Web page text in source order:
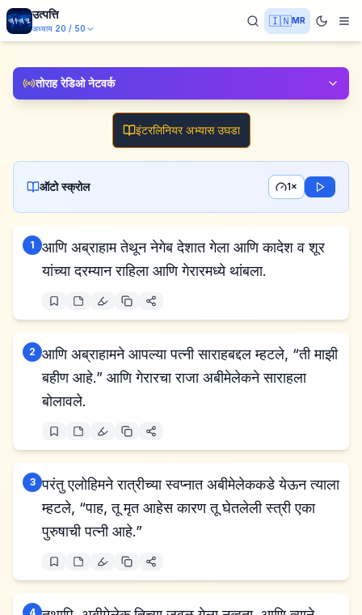
उत्पत्ति
अध्याय 20 / 50
🇮🇳MR
तोराह रेडिओ नेटवर्क
इंटरलिनियर अभ्यास उघडा
ऑटो स्क्रोल 1×
1
आणि अब्राहाम तेथून नेगेब देशात गेला आणि कादेश व शूर
यांच्या दरम्यान राहिला आणि गेरारमध्ये थांबला.
2 आणि अब्राहामने आपल्या पत्नी साराहबद्दल म्हटले, “ती माझी
बहीण आहे.” आणि गेरारचा राजा अबीमेलेकने साराहला
बोलावले.
3 परंतु एलोहिमने रात्रीच्या स्वप्नात अबीमेलेककडे येऊन त्याला
म्हटले, “पाह, तू मृत आहेस कारण तू घेतलेली स्त्री एका
पुरुषाची पत्नी आहे.”
4